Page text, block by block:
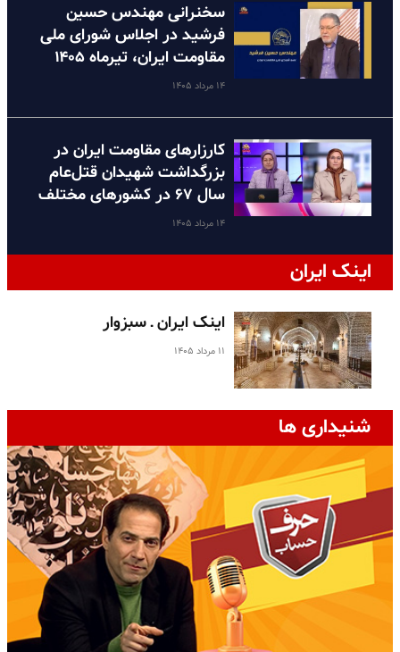
سخنرانی مهندس حسین
فرشید در اجلاس شورای ملی
مقاومت ایران، تیرماه ۱۴۰۵
۱۴ مرداد ۱۴۰۵
کارزارهای مقاومت ایران در
بزرگداشت شهیدان قتل‌عام
سال ۶۷ در کشورهای مختلف
۱۴ مرداد ۱۴۰۵
اینک ایران
اینک ایران ـ سبزوار
۱۱ مرداد ۱۴۰۵
شنیداری ها